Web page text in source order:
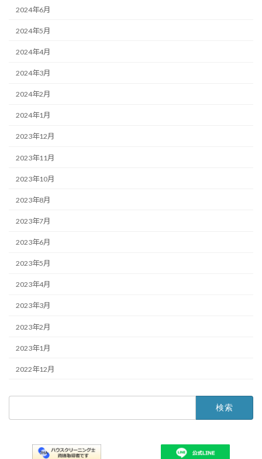
2024年6月
2024年5月
2024年4月
2024年3月
2024年2月
2024年1月
2023年12月
2023年11月
2023年10月
2023年8月
2023年7月
2023年6月
2023年5月
2023年4月
2023年3月
2023年2月
2023年1月
2022年12月